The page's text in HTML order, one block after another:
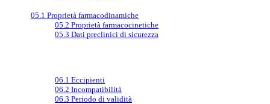
05.1 Proprietà farmacodinamiche
05.2 Proprietà farmacocinetiche
05.3 Dati preclinici di sicurezza
06.1 Eccipienti
06.2 Incompatibilità
06.3 Periodo di validità